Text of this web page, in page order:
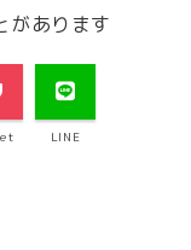
があります
LINE